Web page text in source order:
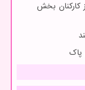
مصنوعی اوبر 10 درصد از کارکنان بخش
پاک